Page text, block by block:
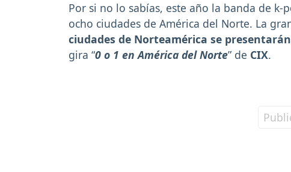
Por si no lo sabías, este año la banda de
ocho ciudades de América del Norte. La
ciudades de Norteamérica se
gira “0 o 1 en América del Norte” de CIX.